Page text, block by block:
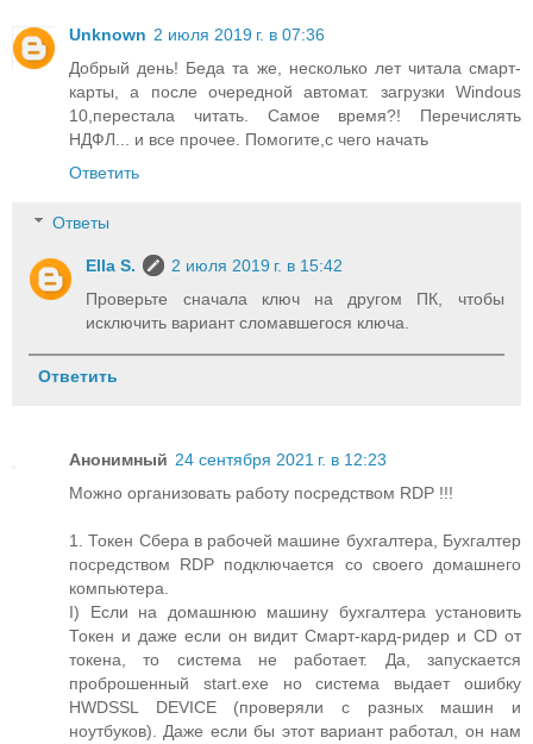
Unknown 2 июля 2019 г. в 07:36
Добрый день! Беда та же, несколько лет читала смарт-
карты, а после очередной автомат. загрузки Windous
10,перестала читать. Самое время?! Перечислять
НДФЛ... и все прочее. Помогите,с чего начать
Ответить
Ответы
Ella S.
2 июля 2019 г. в 15:42
Проверьте сначала ключ на другом ПК, чтобы
исключить вариант сломавшегося ключа.
Ответить
Анонимный 24 сентября 2021 г. в 12:23
Можно организовать работу посредством RDP !!!
1. Токен Сбера в рабочей машине бухгалтера, Бухгалтер
посредством RDP подключается со своего домашнего
компьютера.
I) Если на домашнюю машину бухгалтера установить
Токен и даже если он видит Смарт-кард-ридер и CD от
токена, то система не работает. Да, запускается
проброшенный start.exe но система выдает ошибку
HWDSSL DEVICE (проверяли с разных машин и
ноутбуков). Даже если бы этот вариант работал, он нам